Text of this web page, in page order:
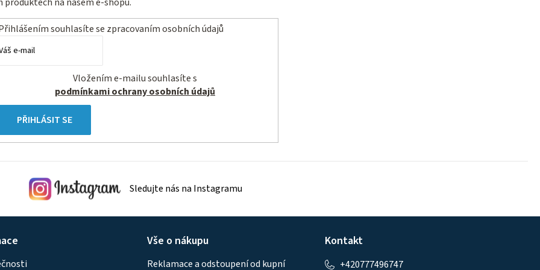
na našem e-shopu.
souhlasíte se zpracovaním osobních údajů
podmínkami ochrany osobních údajů
PŘIHLÁSIT SE
Sledujte nás na Instagramu
Vše o nákupu
Reklamace a odstoupení od kupní
Kontakt
+420777496747